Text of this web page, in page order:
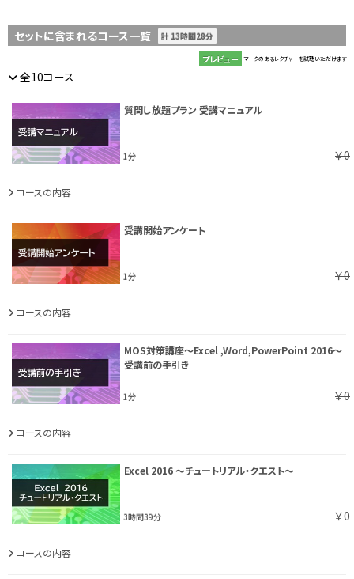
セットに含まれるコース一覧 計 13時間28分
プレビュー マークのあるレクチャーを試聴いただけます
全10コース
質問し放題プラン 受講マニュアル
1分 ￥0
コースの内容
受講開始アンケート
1分 ￥0
コースの内容
MOS対策講座～Excel ,Word,PowerPoint 2016～
受講前の手引き
1分 ￥0
コースの内容
Excel 2016 ～チュートリアル・クエスト～
3時間39分 ￥0
コースの内容